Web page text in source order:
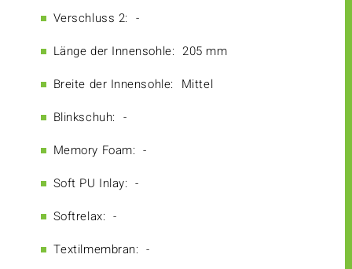
Verschluss 2: -
Länge der Innensohle: 205 mm
Breite der Innensohle: Mittel
Blinkschuh: -
Memory Foam: -
Soft PU Inlay: -
Softrelax: -
Textilmembran: -